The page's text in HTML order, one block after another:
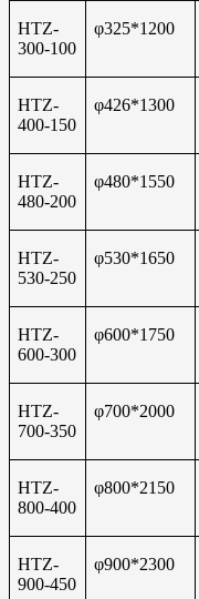
HTZ-
300-100
φ325*1200
HTZ-
400-150
φ426*1300
HTZ-
480-200
φ480*1550
HTZ-
530-250
φ530*1650
HTZ-
600-300
φ600*1750
HTZ-
700-350
φ700*2000
HTZ-
800-400
φ800*2150
HTZ-
900-450
φ900*2300